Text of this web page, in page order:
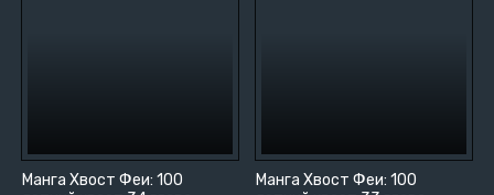
Манга Хвост Феи: 100
Манга Хвост Феи: 100